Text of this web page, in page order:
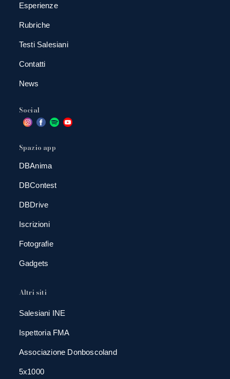
Esperienze
Rubriche
Testi Salesiani
Contatti
News
Social
Spazio app
DBAnima
DBContest
DBDrive
Iscrizioni
Fotografie
Gadgets
Altri siti
Salesiani INE
Ispettoria FMA
Associazione Donboscoland
5x1000